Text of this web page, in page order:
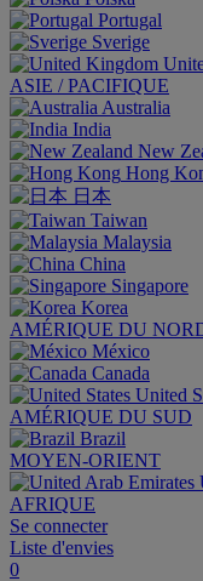
Portugal
Sverige
ASIE / PACIFIQUE
Australia
India
New
Hong
日本
Taiwan
Malaysia
China
Singapore
Korea
AMÉRIQUE DU
México
Canada
United
AMÉRIQUE DU SUD
Brazil
MOYEN-ORIENT
AFRIQUE
Se connecter
Liste d'envies
0